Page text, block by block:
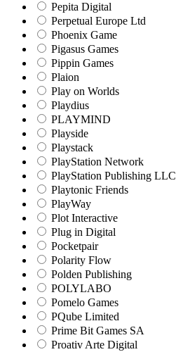
Pepita Digital
Perpetual Europe Ltd
Phoenix Game
Pigasus Games
Pippin Games
Plaion
Play on Worlds
Playdius
PLAYMIND
Playside
Playstack
PlayStation Network
PlayStation Publishing LLC
Playtonic Friends
PlayWay
Plot Interactive
Plug in Digital
Pocketpair
Polarity Flow
Polden Publishing
POLYLABO
Pomelo Games
PQube Limited
Prime Bit Games SA
Proativ Arte Digital